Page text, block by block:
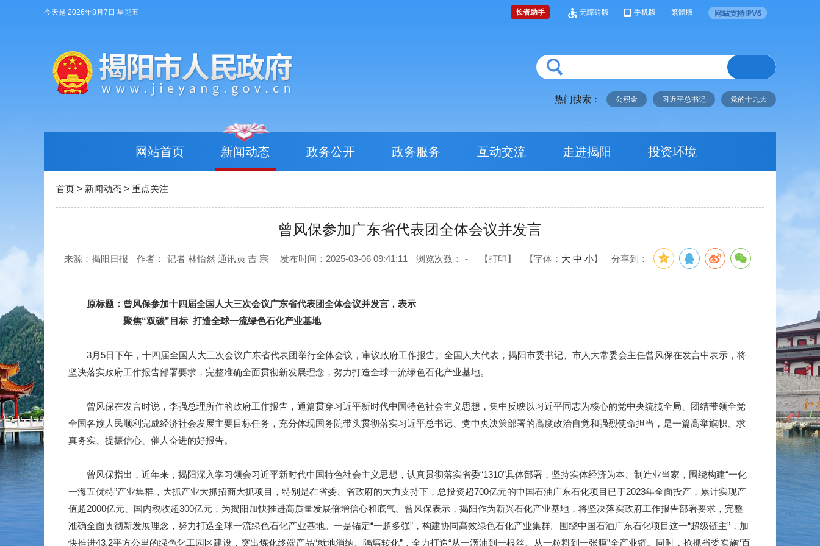
今天是 2026年8月7日 星期五 长者助手 无障碍版 手机版 繁體版
热门搜索： 公积金 习近平总书记 党的十九大
网站首页 新闻动态 政务公开 政务服务 互动交流 走进揭阳 投资环境
首页 > 新闻动态 > 重点关注
曾风保参加广东省代表团全体会议并发言
来源：揭阳日报 作者： 记者 林怡然 通讯员 吉 宗 发布时间：2025-03-06 09:41:11 浏览次数： - 【打印】 【字体： 大 中 小】 分享到：
原标题：曾风保参加十四届全国人大三次会议广东省代表团全体会议并发言，表示
聚焦“双碳”目标 打造全球一流绿色石化产业基地
3月5日下午，十四届全国人大三次会议广东省代表团举行全体会议，审议政府工作报告。全国人大代表，揭阳市委书记、市人大常委会主任曾风保在发言中表示，将
坚决落实政府工作报告部署要求，完整准确全面贯彻新发展理念，努力打造全球一流绿色石化产业基地。
曾风保在发言时说，李强总理所作的政府工作报告，通篇贯穿习近平新时代中国特色社会主义思想，集中反映以习近平同志为核心的党中央统揽全局、团结带领全党
全国各族人民顺利完成经济社会发展主要目标任务，充分体现国务院带头贯彻落实习近平总书记、党中央决策部署的高度政治自觉和强烈使命担当，是一篇高举旗帜、求
真务实、提振信心、催人奋进的好报告。
曾风保指出，近年来，揭阳深入学习领会习近平新时代中国特色社会主义思想，认真贯彻落实省委“1310”具体部署，坚持实体经济为本、制造业当家，围绕构建“一化
一海五优特”产业集群，大抓产业大抓招商大抓项目，特别是在省委、省政府的大力支持下，总投资超700亿元的中国石油广东石化项目已于2023年全面投产，累计实现产
值超2000亿元、国内税收超300亿元，为揭阳加快推进高质量发展倍增信心和底气。曾风保表示，揭阳作为新兴石化产业基地，将坚决落实政府工作报告部署要求，完整
准确全面贯彻新发展理念，努力打造全球一流绿色石化产业基地。一是锚定“一超多强”，构建协同高效绿色石化产业集群。围绕中国石油广东石化项目这一“超级链主”，加
快推进43.2平方公里的绿色化工园区建设，突出炼化终端产品“就地消纳、隔墙转化”，全力打造“从一滴油到一根丝、从一粒料到一张膜”全产业链。同时，抢抓省委实施“百